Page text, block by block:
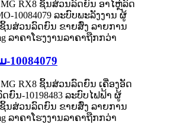
-10084079